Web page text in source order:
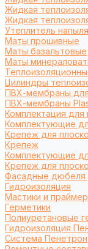
Жидкая
Жидкая
Утеплитель
Маты прошивные
Маты базальтовые
Маты
Цилиндры
ПВХ-мембраны
ПВХ-мембраны
Комплектация для
Комплектующие
Крепеж для
Крепеж
Комплектующие
Крепеж для
Фасадные дюбеля
Гидроизоляция
Мастики и
Герметики
Полиуретановые
Гидроизоляция
Система Пенетрон